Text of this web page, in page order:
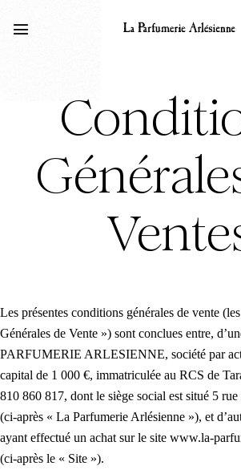
Les présentes conditions générales de vente
Générales de Vente ») sont conclues entre,
PARFUMERIE ARLESIENNE, société par
capital de 1 000 €, immatriculée au RCS de
810 860 817, dont le siège social est situé 5
(ci-après « La Parfumerie Arlésienne »), et
ayant effectué un achat sur le site www.la-
(ci-après le « Site »).